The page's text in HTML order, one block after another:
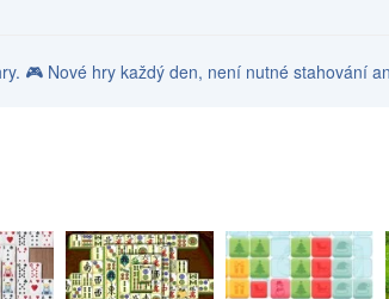
🎮 Nové hry každý den, není nutné stahování